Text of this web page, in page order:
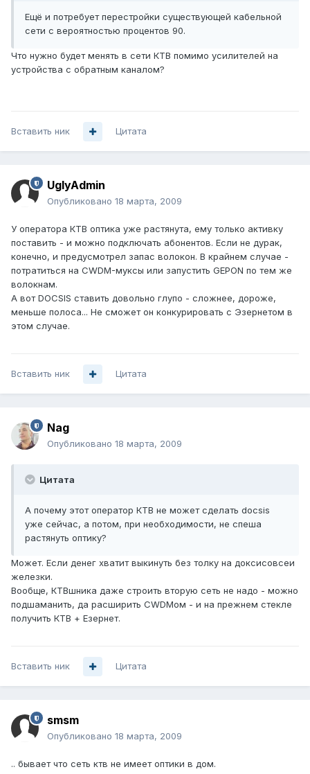
Ещё и потребует перестройки существующей кабельной
сети с вероятностью процентов 90.
Что нужно будет менять в сети КТВ помимо усилителей на
устройства с обратным каналом?
Вставить ник Цитата
UglyAdmin
Опубликовано 18 марта, 2009
У оператора КТВ оптика уже растянута, ему только активку
поставить - и можно подключать абонентов. Если не дурак,
конечно, и предусмотрел запас волокон. В крайнем случае -
потратиться на CWDM-муксы или запустить GEPON по тем же
волокнам.
А вот DOCSIS ставить довольно глупо - сложнее, дороже,
меньше полоса... Не сможет он конкурировать с Эзернетом в
этом случае.
Вставить ник Цитата
Nag
Опубликовано 18 марта, 2009
Цитата
А почему этот оператор КТВ не может сделать docsis
уже сейчас, а потом, при необходимости, не спеша
растянуть оптику?
Может. Если денег хватит выкинуть без толку на доксисовсеи
железки.
Вообще, КТВшника даже строить вторую сеть не надо - можно
подшаманить, да расширить CWDMом - и на прежнем стекле
получить КТВ + Езернет.
Вставить ник Цитата
smsm
Опубликовано 18 марта, 2009
.. бывает что сеть ктв не имеет оптики в дом.